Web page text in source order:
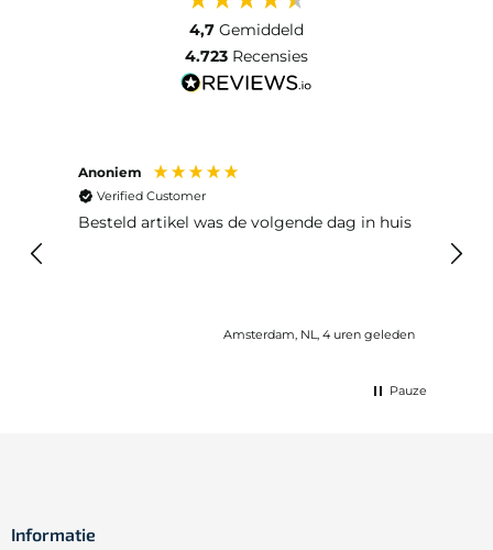
4,7 Gemiddeld
4.723 Recensies
Anoniem
Verified Customer
Besteld artikel was de volgende dag in huis
Amsterdam, NL, 4 uren geleden
Pauze
Informatie